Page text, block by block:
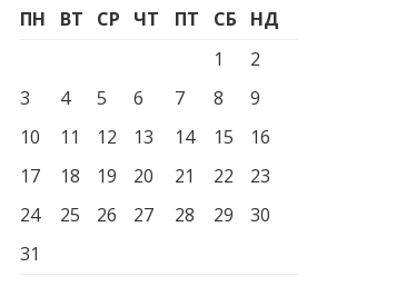
ПН ВТ СР ЧТ ПТ СБ
НД
1
2
3
4 5 6 7 8
9
10
11 12 13 14 15
16
17
18 19 20 21 22
23
24
25 26 27 28 29
30
31